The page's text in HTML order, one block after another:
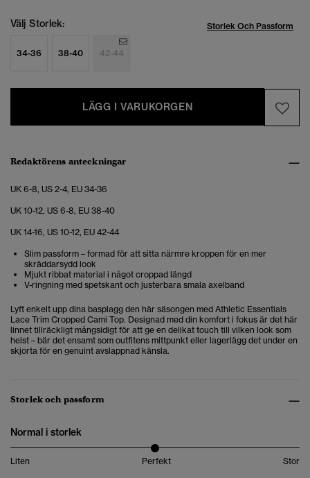
Välj Storlek: Storlek Och Passform
34-36 38-40 42-44
LÄGG I VARUKORGEN
Redaktörens anteckningar
UK 6-8, US 2-4, EU 34-36
UK 10-12, US 6-8, EU 38-40
UK 14-16, US 10-12, EU 42-44
Slim passform – formad för att sitta närmre kroppen för en mer
skräddarsydd look
Mjukt ribbat material i något croppad längd
V-ringning med spetskant och justerbara smala axelband
Lyft enkelt upp dina basplagg den här säsongen med Athletic Essentials
Lace Trim Cropped Cami Top. Designad med din komfort i fokus är det här
linnet tillräckligt mångsidigt för att ge en delikat touch till vilken look som
helst – bär det ensamt som outfitens mittpunkt eller lagerlägg det under en
skjorta för en genuint avslappnad känsla.
Storlek och passform
Normal i storlek
Liten Perfekt Stor